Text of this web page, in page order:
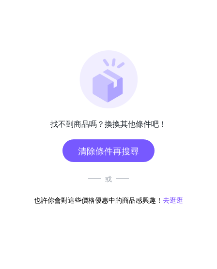
找不到商品嗎？換換其他條件吧！
清除條件再搜尋
或
也許你會對這些價格優惠中的商品感興趣！ 去逛逛